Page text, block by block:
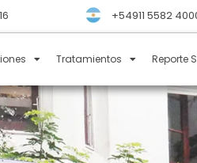
+54911 5582
Tratamientos Reporte